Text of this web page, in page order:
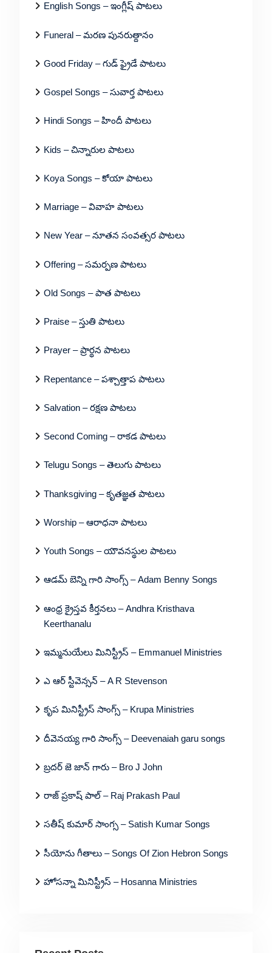
English Songs – ఇంగ్లీష్ పాటలు
Funeral – మరణ పునరుత్దానం
Good Friday – గుడ్ ఫ్రైడే పాటలు
Gospel Songs – సువార్త పాటలు
Hindi Songs – హిందీ పాటలు
Kids – చిన్నారుల పాటలు
Koya Songs – కోయా పాటలు
Marriage – వివాహ పాటలు
New Year – నూతన సంవత్సర పాటలు
Offering – సమర్పణ పాటలు
Old Songs – పాత పాటలు
Praise – స్తుతి పాటలు
Prayer – ప్రార్థన పాటలు
Repentance – పశ్చాత్తాప పాటలు
Salvation – రక్షణ పాటలు
Second Coming – రాకడ పాటలు
Telugu Songs – తెలుగు పాటలు
Thanksgiving – కృతజ్ఞత పాటలు
Worship – ఆరాధనా పాటలు
Youth Songs – యౌవనస్థుల పాటలు
ఆడమ్ బెన్ని గారి సాంగ్స్ – Adam Benny Songs
ఆంధ్ర క్రైస్తవ కీర్తనలు – Andhra Kristhava
Keerthanalu
ఇమ్మనుయేలు మినిస్ట్రీస్ – Emmanuel Ministries
ఎ ఆర్ స్టీవెన్సన్ – A R Stevenson
కృప మినిస్ట్రీస్ సాంగ్స్ – Krupa Ministries
దీవెనయ్య గారి సాంగ్స్ – Deevenaiah garu songs
బ్రదర్ జె జాన్ గారు – Bro J John
రాజ్ ప్రకాష్ పాల్ – Raj Prakash Paul
సతీష్ కుమార్ సాంగ్స – Satish Kumar Songs
సీయోను గీతాలు – Songs Of Zion Hebron Songs
హోసన్నా మినిస్ట్రీస్ – Hosanna Ministries